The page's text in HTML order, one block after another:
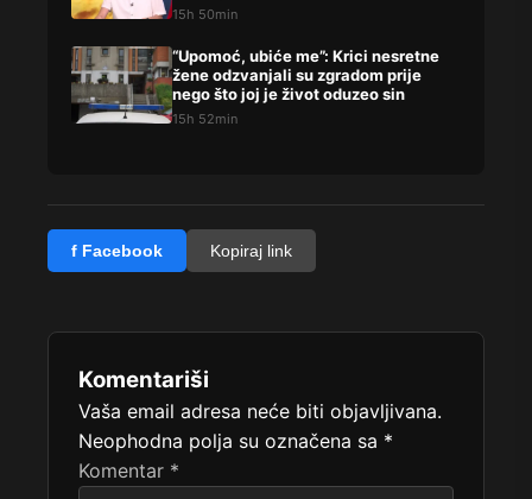
15h 50min
“Upomoć, ubiće me”: Krici nesretne
žene odzvanjali su zgradom prije
nego što joj je život oduzeo sin
15h 52min
f Facebook Kopiraj link
Komentariši
Vaša email adresa neće biti objavljivana.
Neophodna polja su označena sa *
Komentar *